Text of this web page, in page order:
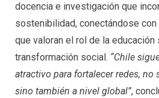
docencia e investigación que
sostenibilidad, conectándose
que valoran el rol de la educación
transformación social. “Chile
atractivo para fortalecer redes, no
sino también a nivel global”,